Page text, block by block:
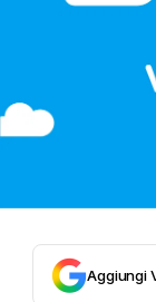
Aggiungi